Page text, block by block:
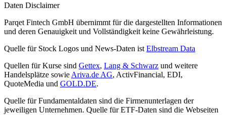
Daten Disclaimer
Parqet Fintech GmbH übernimmt für die dargestellten Informationen
und deren Genauigkeit und Vollständigkeit keine Gewährleistung.
Quelle für Stock Logos und News-Daten ist Elbstream Data
Quellen für Kurse sind Gettex, Lang & Schwarz und weitere
Handelsplätze sowie Ariva.de AG, ActivFinancial, EDI,
QuoteMedia und GOLD.DE.
Quelle für Fundamentaldaten sind die Firmenunterlagen der
jeweiligen Unternehmen. Quelle für ETF-Daten sind die Webseiten